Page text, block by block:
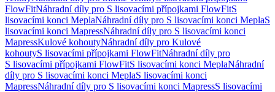
FlowFitNáhradní díly pro S lisovacími přípojkami FlowFitS
lisovacími konci MeplaNáhradní díly pro S lisovacími konci MeplaS
lisovacími konci MapressNáhradní díly pro S lisovacími konci
MapressKulové kohoutyNáhradní díly pro Kulové
kohoutyS lisovacími přípojkami FlowFitNáhradní díly pro
S lisovacími přípojkami FlowFitS lisovacími konci MeplaNáhradní
díly pro S lisovacími konci MeplaS lisovacími konci
MapressNáhradní díly pro S lisovacími konci MapressS lisovacími